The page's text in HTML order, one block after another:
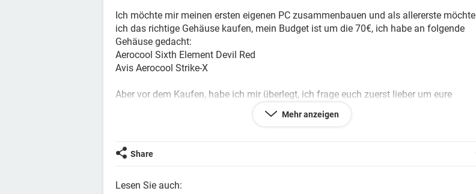
Ich möchte mir meinen ersten eigenen PC zusammenbauen und als allererste möchte
ich das richtige Gehäuse kaufen, mein Budget ist um die 70€, ich habe an folgende
Gehäuse gedacht:
Aerocool Sixth Element Devil Red
Avis Aerocool Strike-X
Aber vor dem Kaufen, habe ich mir überlegt, ich frage euch zuerst lieber um eure
Mehr anzeigen
Share
Lesen Sie auch: